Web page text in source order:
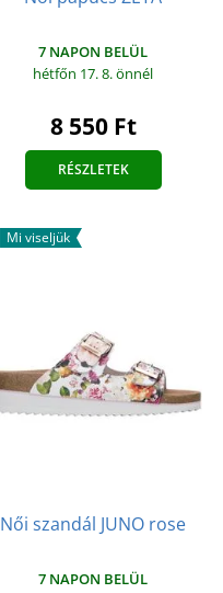
7 NAPON BELÜL
hétfőn 17. 8.önnél
8 550 Ft
RÉSZLETEK
Mi viseljük
Női szandál JUNO rose
7 NAPON BELÜL